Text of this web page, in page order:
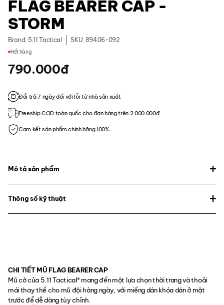
FLAG BEARER CAP -
STORM
Brand: 5.11 Tactical SKU: 89406-092
Hết hàng
790.000đ
Đổi trả 7 ngày đối với lỗi từ nhà sản xuất
Freeship COD toàn quốc cho đơn hàng trên 2.000.000đ
Cam kết sản phẩm chính hãng 100%
Mô tả sản phẩm
Thông số kỹ thuật
CHI TIẾT MŨ FLAG BEARER CAP
Mũ cờ của 5.11 Tactical® mang đến một lựa chọn thời trang và thoải
mái thay thế cho mũ đội hàng ngày, với miếng dán khóa dán ở mặt
trước để dễ dàng tùy chỉnh.